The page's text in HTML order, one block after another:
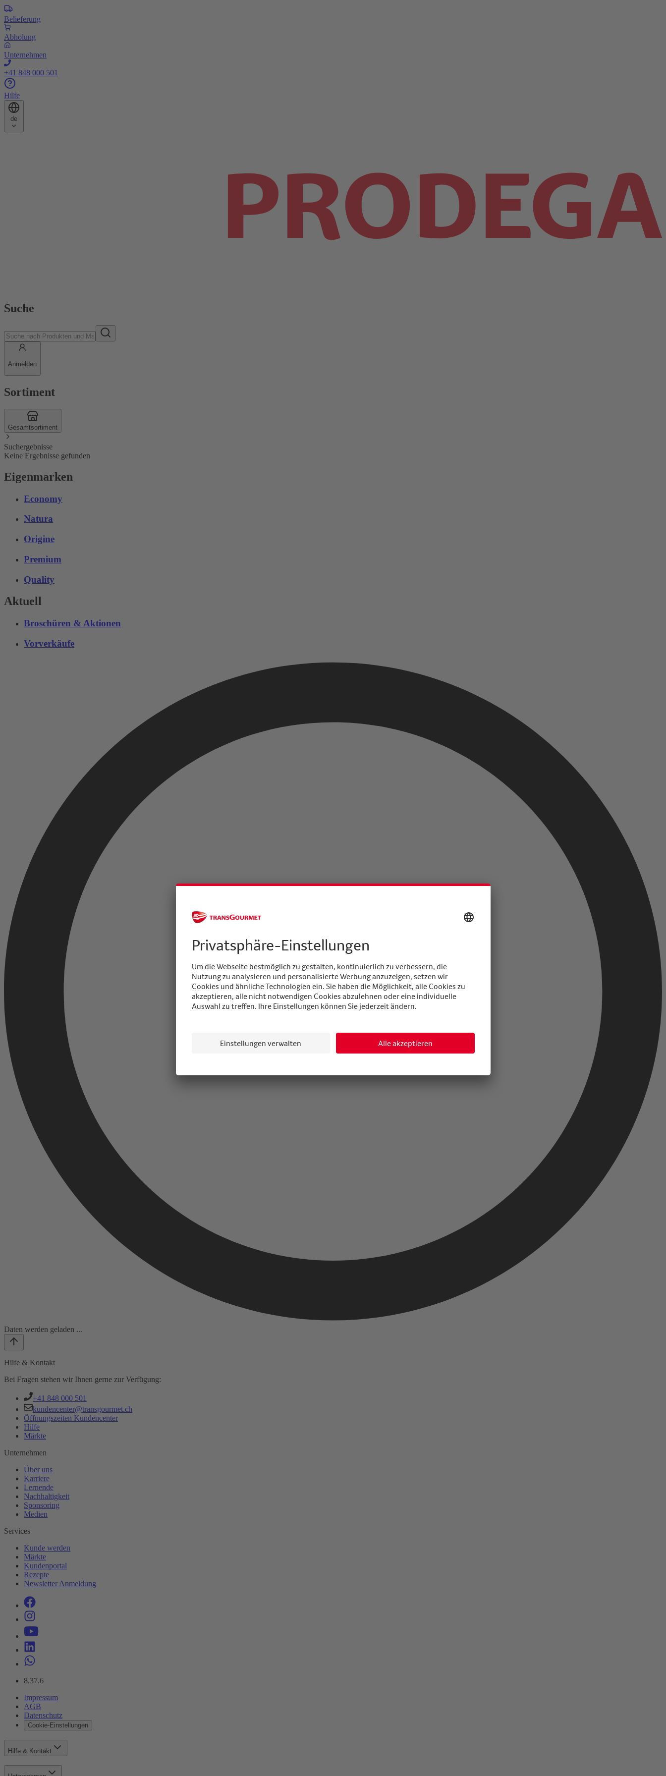
Belieferung
Abholung
Unternehmen
+41 848 000 501
Hilfe
de
Suche
Anmelden
Sortiment
Gesamtsortiment
Suchergebnisse
Keine Ergebnisse gefunden
Eigenmarken
Economy
Natura
Origine
Premium
Quality
Aktuell
Broschüren & Aktionen
Vorverkäufe
Daten werden geladen ...
Hilfe & Kontakt
Bei Fragen stehen wir Ihnen gerne zur Verfügung:
+41 848 000 501
kundencenter@transgourmet.ch
Öffnungszeiten Kundencenter
Hilfe
Märkte
Unternehmen
Über uns
Karriere
Lernende
Nachhaltigkeit
Sponsoring
Medien
Services
Kunde werden
Märkte
Kundenportal
Rezepte
Newsletter Anmeldung
8.37.6
Impressum
AGB
Datenschutz
Cookie-Einstellungen
Hilfe & Kontakt